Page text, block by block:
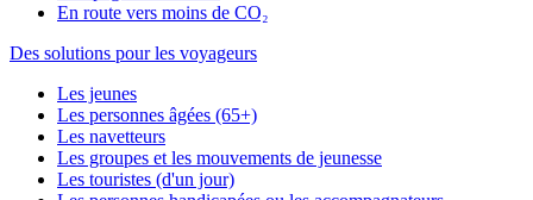
En route vers moins de CO₂
Des solutions pour les voyageurs
Les jeunes
Les personnes âgées (65+)
Les navetteurs
Les groupes et les mouvements de jeunesse
Les touristes (d'un jour)